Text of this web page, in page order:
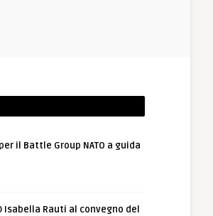
il Battle Group NATO a guida
Rauti al convegno del